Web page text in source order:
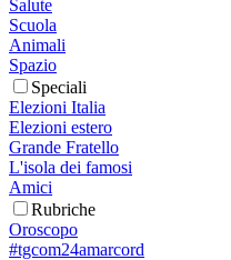
Salute
Scuola
Animali
Spazio
Speciali
Elezioni Italia
Elezioni estero
Grande Fratello
L'isola dei famosi
Amici
Rubriche
Oroscopo
#tgcom24amarcord